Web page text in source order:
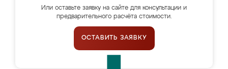
Или оставьте заявку на сайте для консультации и
предварительного расчёта стоимости.
ОСТАВИТЬ ЗАЯВКУ